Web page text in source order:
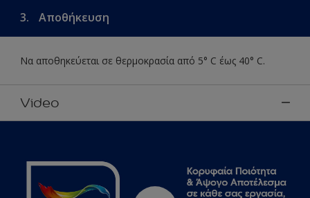
3. Αποθήκευση
Να αποθηκεύεται σε θερμοκρασία από 5° C έως 40° C.
Video